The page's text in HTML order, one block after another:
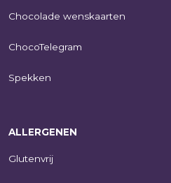
Chocolade wenskaarten
ChocoTelegram
Spekken
ALLERGENEN
Glutenvrij